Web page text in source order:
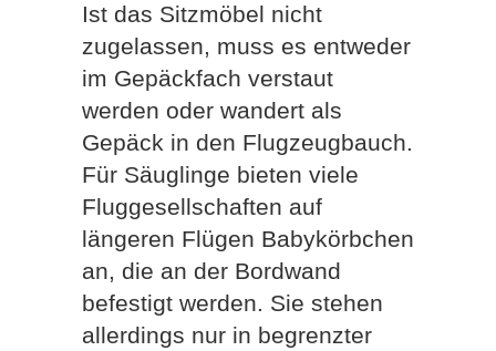
Ist das Sitzmöbel nicht
zugelassen, muss es entweder
im Gepäckfach verstaut
werden oder wandert als
Gepäck in den Flugzeugbauch.
Für Säuglinge bieten viele
Fluggesellschaften auf
längeren Flügen Babykörbchen
an, die an der Bordwand
befestigt werden. Sie stehen
allerdings nur in begrenzter